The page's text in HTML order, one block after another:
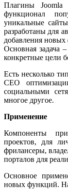
Плагины Joomla
функционал
уникальные
разработаны для
добавления
Основная задача
конкретные цели
Есть несколько
СЕО
социальными
многое другое.
Применение
Компоненты
проектов, для
фрилансеры,
порталов для
Основное
новых функций.